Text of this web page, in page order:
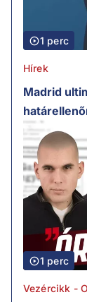
1 perc
Hírek
Madrid
1 perc
Vezércikk -